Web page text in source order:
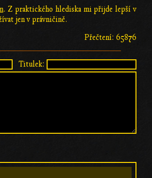
. Z praktického hlediska mi přijde lepší v
jen v právničině.
Přečtení: 65876
Titulek: